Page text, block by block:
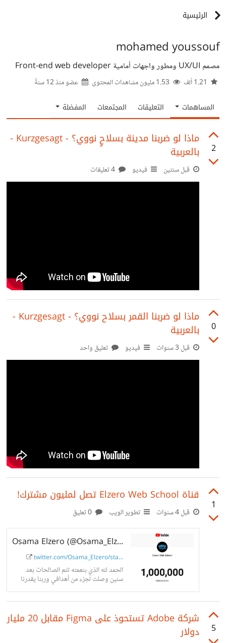
الرئيسية
mohamed youssouf
مصمم UX/UI ومطور واجهات أمامية Front-end web developer
عضو منذ12 سنةً
المساهمات التعليقات المجتمعات المفضلة
2
ماذا لو ضربنا مدينة بسلاحٍ نووي؟ - Kurzgesagt -
بالعربية
قبل سنتين فيديو
0
ماذا لو ضربنا القمر بسلاح نووي؟ - Kurzgesagt -
بالعربية
قبل 3 سنوات فيديو تعليق واحد
1
قناة Elzero Web School تصل لمليون مشترك!
قبل 4 سنوات تطوير الويب
Osama Elzero (@Osama_Elzero) on X
twitter.com/Osama_Elzero/sta...
الحمد لله الذي بنعمته تتم الصالحات بعد
سنين وصلت لجزء من أهدافي وربنا يقدرنا
<3
5
شركة Adobe تستحوذ على Figma مقابل 20 مليار
دولار